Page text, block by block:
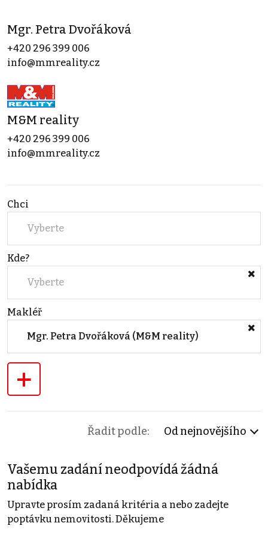
Mgr. Petra Dvořáková
+420 296 399 006
info@mmreality.cz
M&M reality
+420 296 399 006
info@mmreality.cz
Chci
Vyberte
Kde?
Vyberte
Makléř
Mgr. Petra Dvořáková (M&M reality)
+
Řadit podle: Od nejnovějšího
Vašemu zadání neodpovídá žádná
nabídka
Upravte prosím zadaná kritéria a nebo zadejte
poptávku nemovitosti. Děkujeme